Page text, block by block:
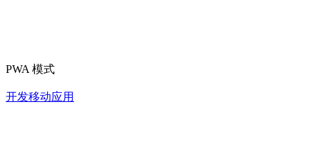
PWA 模式
开发移动应用